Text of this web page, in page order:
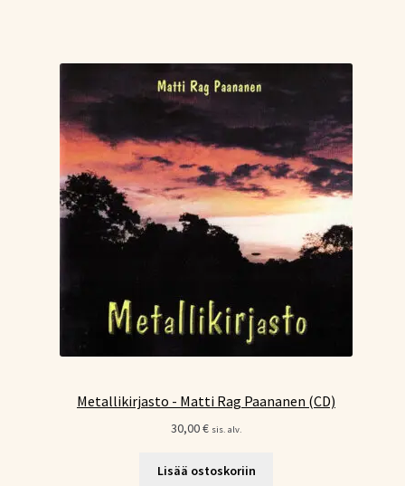
Metallikirjasto - Matti Rag Paananen (CD)
30,00€ sis. alv.
Lisää ostoskoriin